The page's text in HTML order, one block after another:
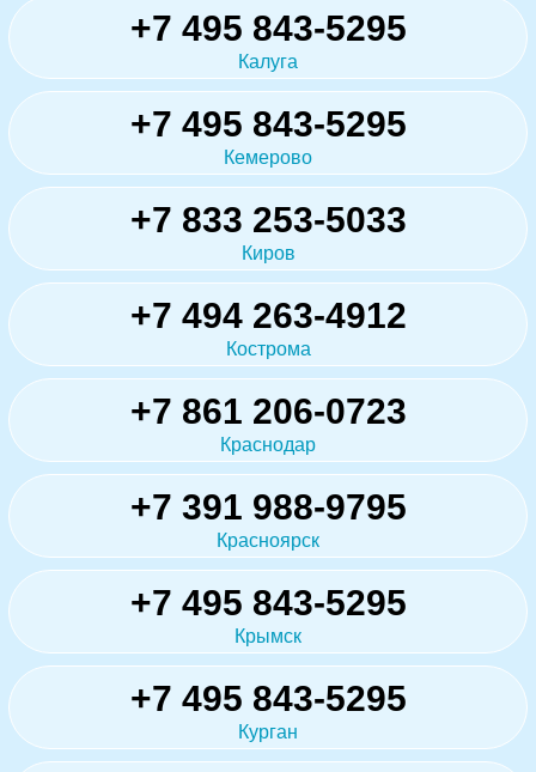
+7 495 843-5295
Калуга
+7 495 843-5295
Кемерово
+7 833 253-5033
Киров
+7 494 263-4912
Кострома
+7 861 206-0723
Краснодар
+7 391 988-9795
Красноярск
+7 495 843-5295
Крымск
+7 495 843-5295
Курган